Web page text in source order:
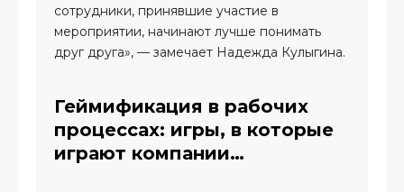
сотрудники, принявшие участие в
мероприятии, начинают лучше понимать
друг друга», — замечает Надежда Кулыгина.
Геймификация в рабочих
процессах: игры, в которые
играют компании…